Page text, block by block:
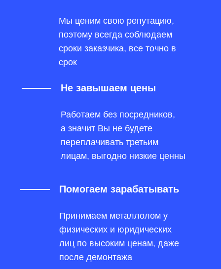
Не завышаем цены
Помогаем зарабатывать
Мы ценим свою репутацию,
поэтому всегда соблюдаем
сроки заказчика, все точно в
срок
Работаем без посредников,
а значит Вы не будете
переплачивать третьим
лицам, выгодно низкие ценны
Принимаем металлолом у
физических и юридических
лиц по высоким ценам, даже
после демонтажа